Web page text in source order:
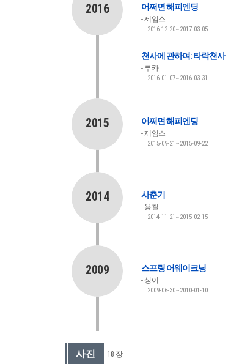
2016 어쩌면 해피엔딩
제임스
2016-12-20~2017-03-05
천사에 관하여: 타락천사
루카
2016-01-07~2016-03-31
2015 어쩌면 해피엔딩
제임스
2015-09-21~2015-09-22
2014 사춘기
용철
2014-11-21~2015-02-15
2009 스프링 어웨이크닝
싱어
2009-06-30~2010-01-10
사진 18 장